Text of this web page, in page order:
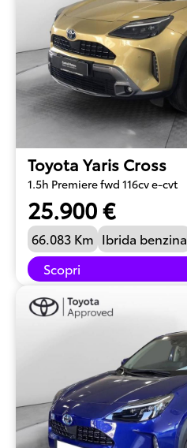
Toyota Yaris Cross
1.5h Premiere fwd 116cv e-cvt
25.900 €
66.083 Km Ibrida benzina
Scopri